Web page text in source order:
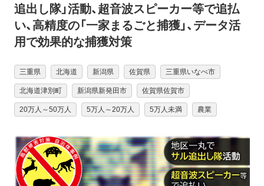
追出し隊」活動、超音波スピーカー等で追払
い、高精度の「一家まるごと捕獲」、データ活
用で効果的な捕獲対策
三重県 北海道 新潟県 佐賀県 三重県いなべ市
北海道津別町 新潟県新発田市 佐賀県佐賀市
20万人～50万人 5万人～20万人 5万人未満 農業